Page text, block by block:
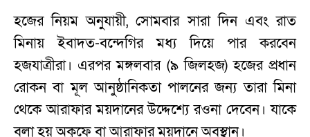
হজের নিয়ম অনুযায়ী, সোমবার সারা দিন এবং রাত
মিনায় ইবাদত-বন্দেগির মধ্য দিয়ে পার করবেন
হজযাত্রীরা। এরপর মঙ্গলবার (৯ জিলহজ) হজের প্রধান
রোকন বা মূল আনুষ্ঠানিকতা পালনের জন্য তারা মিনা
থেকে আরাফার ময়দানের উদ্দেশ্যে রওনা দেবেন। যাকে
বলা হয় অকুফে বা আরাফার ময়দানে অবস্থান।